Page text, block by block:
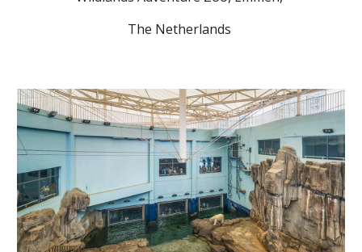
The Netherlands